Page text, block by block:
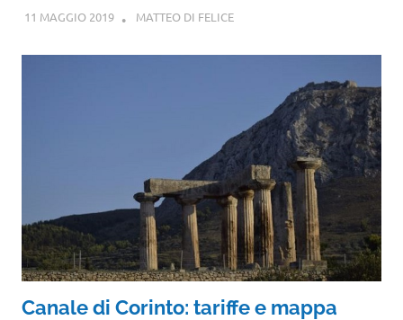
11 MAGGIO 2019 MATTEO DI FELICE
Canale di Corinto: tariffe e mappa